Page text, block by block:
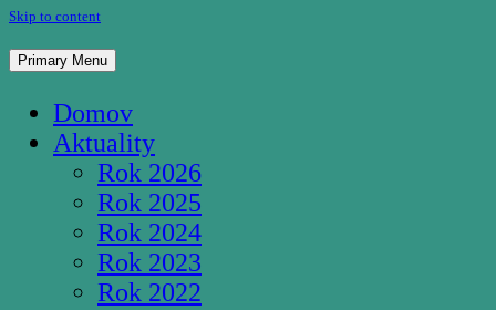
Skip to content
Pútnické miesto Studnička Pozba
Primary Menu
Domov
Aktuality
Rok 2026
Rok 2025
Rok 2024
Rok 2023
Rok 2022